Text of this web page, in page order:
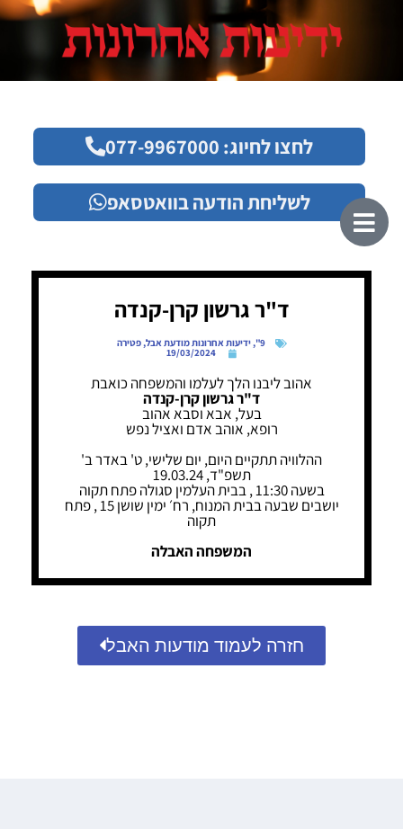
לחצו לחיוג: 077-9967000
לשליחת הודעה בוואטסאפ
ד"ר גרשון קרן-קנדה
9"
,ידיעות אחרונות מודעת אבל,פטירה
19/03/2024
אהוב ליבנו הלך לעלמו והמשפחה כואבת
ד"ר גרשון קרן-קנדה
בעל, אבא וסבא אהוב
רופא, אוהב אדם ואציל נפש
ההלוויה תתקיים היום, יום שלישי, ט' באדר ב'
תשפ"ד, 19.03.24
בשעה 11:30 , בבית העלמין סגולה פתח תקוה
יושבים שבעה בבית המנוח, רח׳ ימין שושן 15 , פתח
תקוה
המשפחה האבלה
חזרה לעמוד מודעות האבל